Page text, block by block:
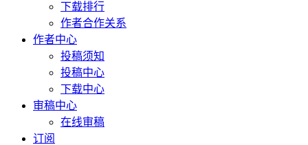
下载排行
作者合作关系
作者中心
投稿须知
投稿中心
下载中心
审稿中心
在线审稿
订阅